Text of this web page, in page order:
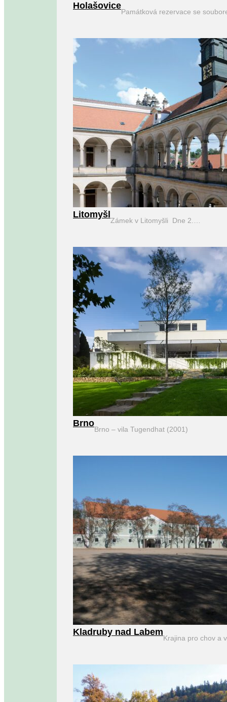
Holašovice
Památková rezervace se
Litomyšl
Zámek v Litomyšli Dne 2.…
Brno
Brno – vila Tugendhat (2001)
Kladruby nad Labem
Krajina pro chov a